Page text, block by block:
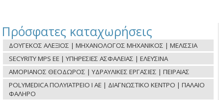
Πρόσφατες καταχωρήσεις
ΔΟΥΓΕΚΟΣ ΑΛΕΞΙΟΣ | ΜΗΧΑΝΟΛΟΓΟΣ ΜΗΧΑΝΙΚΟΣ | ΜΕΛΙΣΣΙΑ
SECYRITY MPS ΕΕ | ΥΠΗΡΕΣΙΕΣ ΑΣΦΑΛΕΙΑΣ | ΕΛΕΥΣΙΝΑ
ΑΜΟΡΙΑΝΟΣ ΘΕΟΔΩΡΟΣ | ΥΔΡΑΥΛΙΚΕΣ ΕΡΓΑΣΙΕΣ | ΠΕΙΡΑΙΑΣ
POLYMEDICA ΠΟΛΥΪΑΤΡΕΙΟ Ι ΑΕ | ΔΙΑΓΝΩΣΤΙΚΟ ΚΕΝΤΡΟ | ΠΑΛΑΙΟ
ΦΑΛΗΡΟ